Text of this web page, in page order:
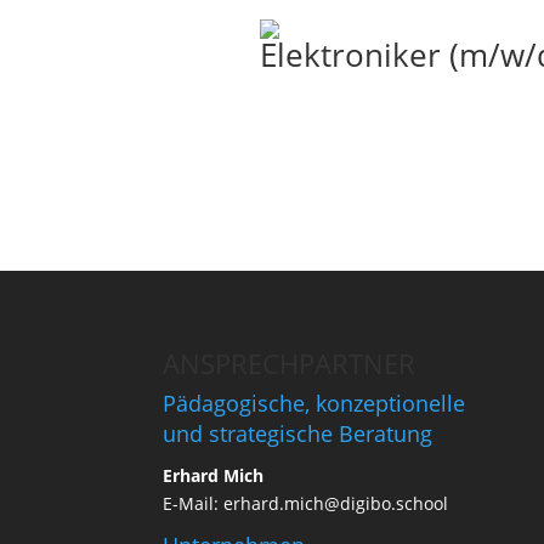
Elektroniker (m/w/
Pädagogische, konzeptionelle
und strategische Beratung
Erhard Mich
E-Mail:erhard.mich@digibo.school